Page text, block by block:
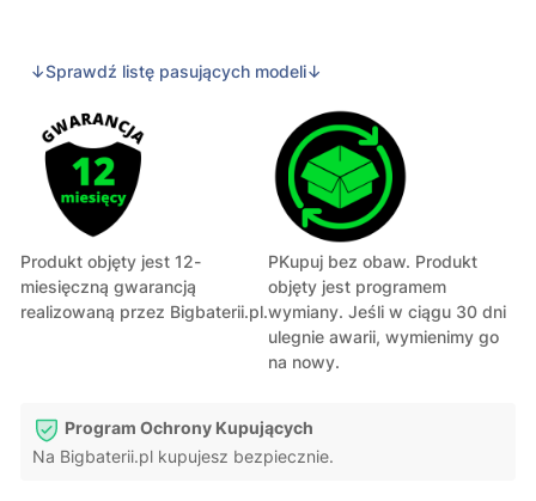
↓Sprawdź listę pasujących modeli↓
Produkt objęty jest 12-
miesięczną gwarancją
realizowaną przez Bigbaterii.pl.
PKupuj bez obaw. Produkt
objęty jest programem
wymiany. Jeśli w ciągu 30 dni
ulegnie awarii, wymienimy go
na nowy.
Program Ochrony Kupujących
Na Bigbaterii.pl kupujesz bezpiecznie.